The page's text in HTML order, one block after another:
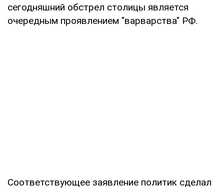
сегодняшний обстрел столицы является
очередным проявлением "варварства" РФ.
Соответствующее заявление политик сделал